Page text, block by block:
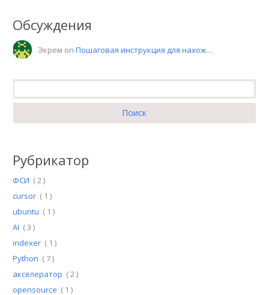
Обсуждения
Экрем onПошаговая инструкция для нахож…
Найти:
Рубрикатор
ФСИ ( 2 )
cursor ( 1 )
ubuntu ( 1 )
AI ( 3 )
indexer ( 1 )
Python ( 7 )
акселератор ( 2 )
opensource ( 1 )